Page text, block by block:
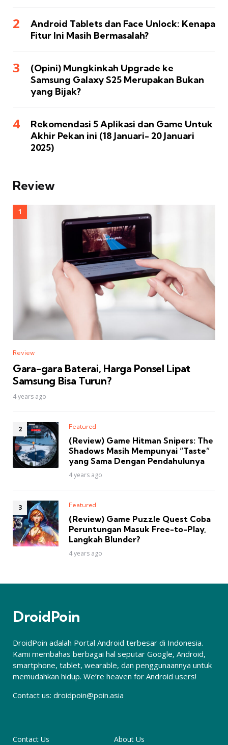
Android Tablets dan Face Unlock: Kenapa
Fitur Ini Masih Bermasalah?
(Opini) Mungkinkah Upgrade ke
Samsung Galaxy S25 Merupakan Bukan
yang Bijak?
Rekomendasi 5 Aplikasi dan Game Untuk
Akhir Pekan ini (18 Januari- 20 Januari
2025)
Review
Review
Gara-gara Baterai, Harga Ponsel Lipat
Samsung Bisa Turun?
4 years ago
Featured
(Review) Game Hitman Snipers: The
Shadows Masih Mempunyai “Taste”
yang Sama Dengan Pendahulunya
4 years ago
Featured
(Review) Game Puzzle Quest Coba
Peruntungan Masuk Free-to-Play,
Langkah Blunder?
4 years ago
DroidPoin
DroidPoin adalah Portal Android terbesar di Indonesia.
Kami membahas berbagai hal seputar Google, Android,
smartphone, tablet, wearable, dan penggunaannya untuk
memudahkan hidup. We’re heaven for Android users!
Contact us: droidpoin@poin.asia
Contact Us About Us